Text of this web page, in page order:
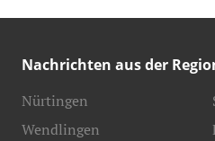
Nachrichten aus der
Nürtingen
Wendlingen